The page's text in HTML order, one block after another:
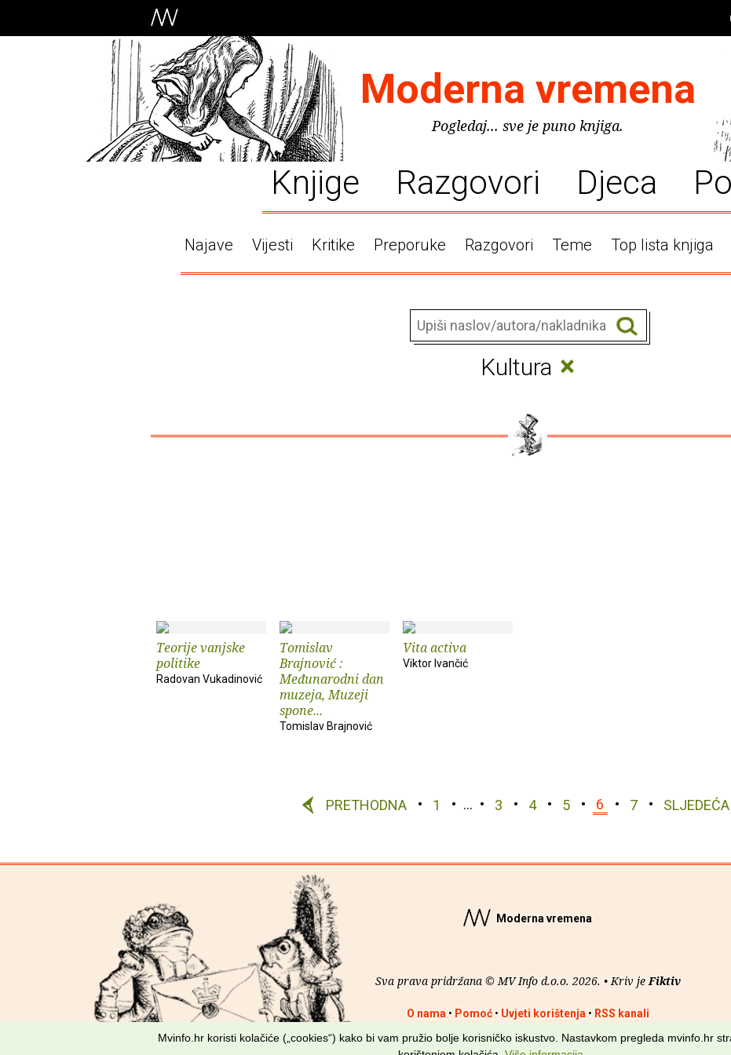
Moderna vremena
Pogledaj... sve je puno knjiga.
Knjige Razgovori Djeca
Najave Vijesti Kritike Preporuke Razgovori Teme Top lista knjiga
Kultura ×
Teorije vanjske
politike
Radovan Vukadinović
Tomislav
Brajnović :
Međunarodni dan
muzeja, Muzeji
spone...
Tomislav Brajnović
Vita activa
Viktor Ivančić
PRETHODNA 1 … 3 4 5 6 7 SLJEDEĆA
Moderna vremena
Sva prava pridržana © MV Info d.o.o. 2026. • Kriv je Fiktiv
O nama • Pomoć• Uvjeti korištenja • RSS kanali
Mvinfo.hr koristi kolačiće („cookies“) kako bi vam pružio bolje korisničko iskustvo. Nastavkom pregleda mvinfo.hr